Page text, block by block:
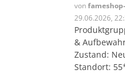
von
29.06.2026,
&
Zustand:
Standort: